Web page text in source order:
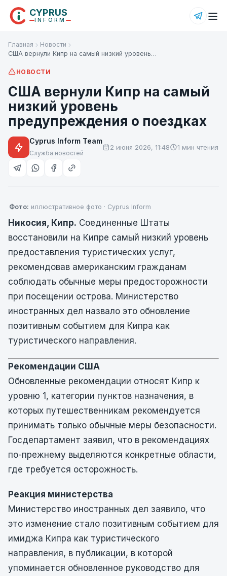
CYPRUS
INFORM
Главная
Новости
США вернули Кипр на самый низкий уровень…
НОВОСТИ
США вернули Кипр на самый
низкий уровень
предупреждения о поездках
Cyprus Inform Team
Служба новостей
2 июня 2026, 11:48 1 мин чтения
Фото: иллюстративное фото · Cyprus Inform
Никосия, Кипр. Соединенные Штаты
восстановили на Кипре самый низкий уровень
предоставления туристических услуг,
рекомендовав американским гражданам
соблюдать обычные меры предосторожности
при посещении острова. Министерство
иностранных дел назвало это обновление
позитивным событием для Кипра как
туристического направления.
Рекомендации США
Обновленные рекомендации относят Кипр к
уровню 1, категории пунктов назначения, в
которых путешественникам рекомендуется
принимать только обычные меры безопасности.
Госдепартамент заявил, что в рекомендациях
по-прежнему выделяются конкретные области,
где требуется осторожность.
Реакция министерства
Министерство иностранных дел заявило, что
это изменение стало позитивным событием для
имиджа Кипра как туристического
направления, в публикации, в которой
упоминается обновленное руководство для